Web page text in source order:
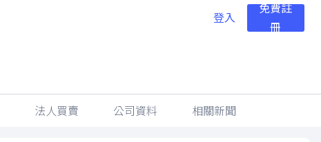
登入
免費註
冊
法人買賣 公司資料 相關新聞